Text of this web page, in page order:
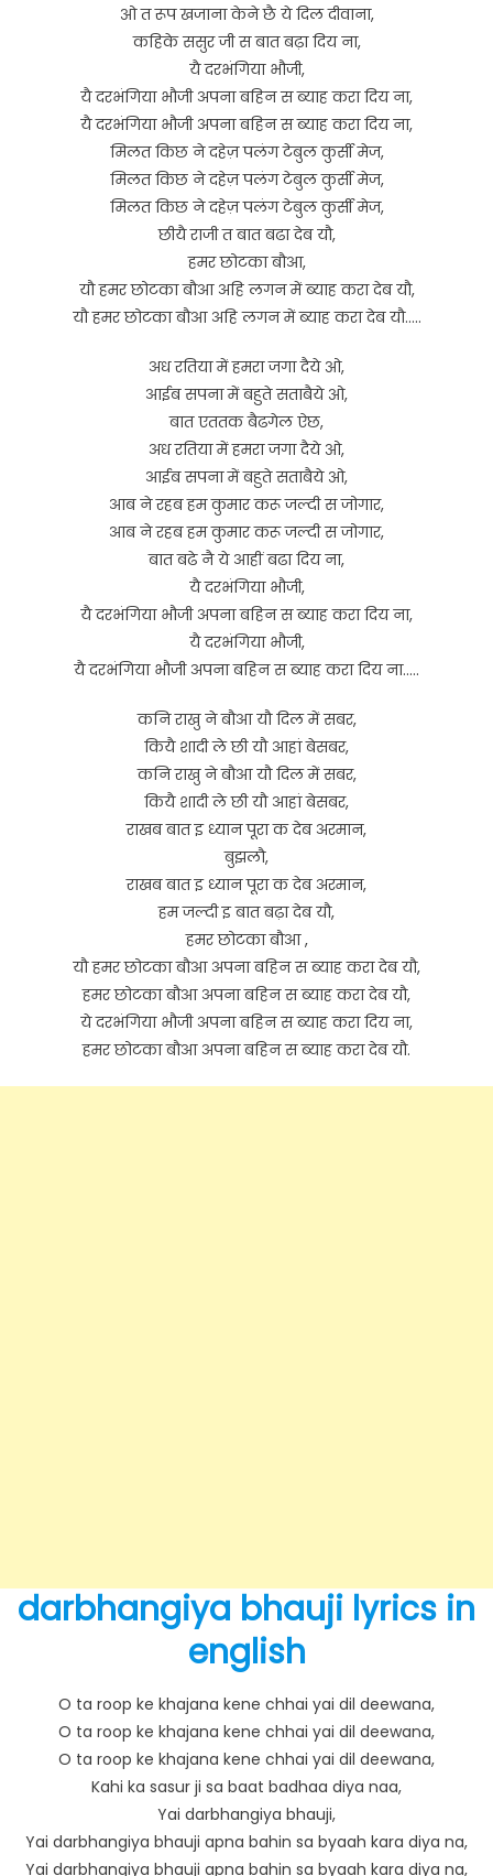
ओ त रूप खजाना केने छै ये दिल दीवाना,
कहिके ससुर जी स बात बढ़ा दिय ना,
यै दरभंगिया भौजी,
यै दरभंगिया भौजी अपना बहिन स ब्याह करा दिय ना,
यै दरभंगिया भौजी अपना बहिन स ब्याह करा दिय ना,
मिलत किछ ने दहेज़ पलंग टेबुल कुर्सी मेज,
मिलत किछ ने दहेज़ पलंग टेबुल कुर्सी मेज,
मिलत किछ ने दहेज़ पलंग टेबुल कुर्सी मेज,
छीयै राजी त बात बढा देब यौ,
हमर छोटका बौआ,
यौ हमर छोटका बौआ अहि लगन में ब्याह करा देब यौ,
यौ हमर छोटका बौआ अहि लगन में ब्याह करा देब यौ…..
अध रतिया में हमरा जगा दैये ओ,
आईब सपना में बहुते सताबैये ओ,
बात एततक बैढगेल ऐछ,
अध रतिया में हमरा जगा दैये ओ,
आईब सपना में बहुते सताबैये ओ,
आब ने रहब हम कुमार करू जल्दी स जोगार,
आब ने रहब हम कुमार करू जल्दी स जोगार,
बात बढे नै ये आहीं बढा दिय ना,
यै दरभंगिया भौजी,
यै दरभंगिया भौजी अपना बहिन स ब्याह करा दिय ना,
यै दरभंगिया भौजी,
यै दरभंगिया भौजी अपना बहिन स ब्याह करा दिय ना…..
कनि राखु ने बौआ यौ दिल में सबर,
कियै शादी ले छी यौ आहां बेसबर,
कनि राखु ने बौआ यौ दिल में सबर,
कियै शादी ले छी यौ आहां बेसबर,
राखब बात इ ध्यान पूरा क देब अरमान,
बुझलौ,
राखब बात इ ध्यान पूरा क देब अरमान,
हम जल्दी इ बात बढ़ा देब यौ,
हमर छोटका बौआ ,
यौ हमर छोटका बौआ अपना बहिन स ब्याह करा देब यौ,
हमर छोटका बौआ अपना बहिन स ब्याह करा देब यौ,
ये दरभंगिया भौजी अपना बहिन स ब्याह करा दिय ना,
हमर छोटका बौआ अपना बहिन स ब्याह करा देब यौ.
darbhangiya bhauji lyrics in
english
O ta roop ke khajana kene chhai yai dil deewana,
O ta roop ke khajana kene chhai yai dil deewana,
O ta roop ke khajana kene chhai yai dil deewana,
Kahi ka sasur ji sa baat badhaa diya naa,
Yai darbhangiya bhauji,
Yai darbhangiya bhauji apna bahin sa byaah kara diya na,
Yai darbhangiya bhauji apna bahin sa byaah kara diya na,